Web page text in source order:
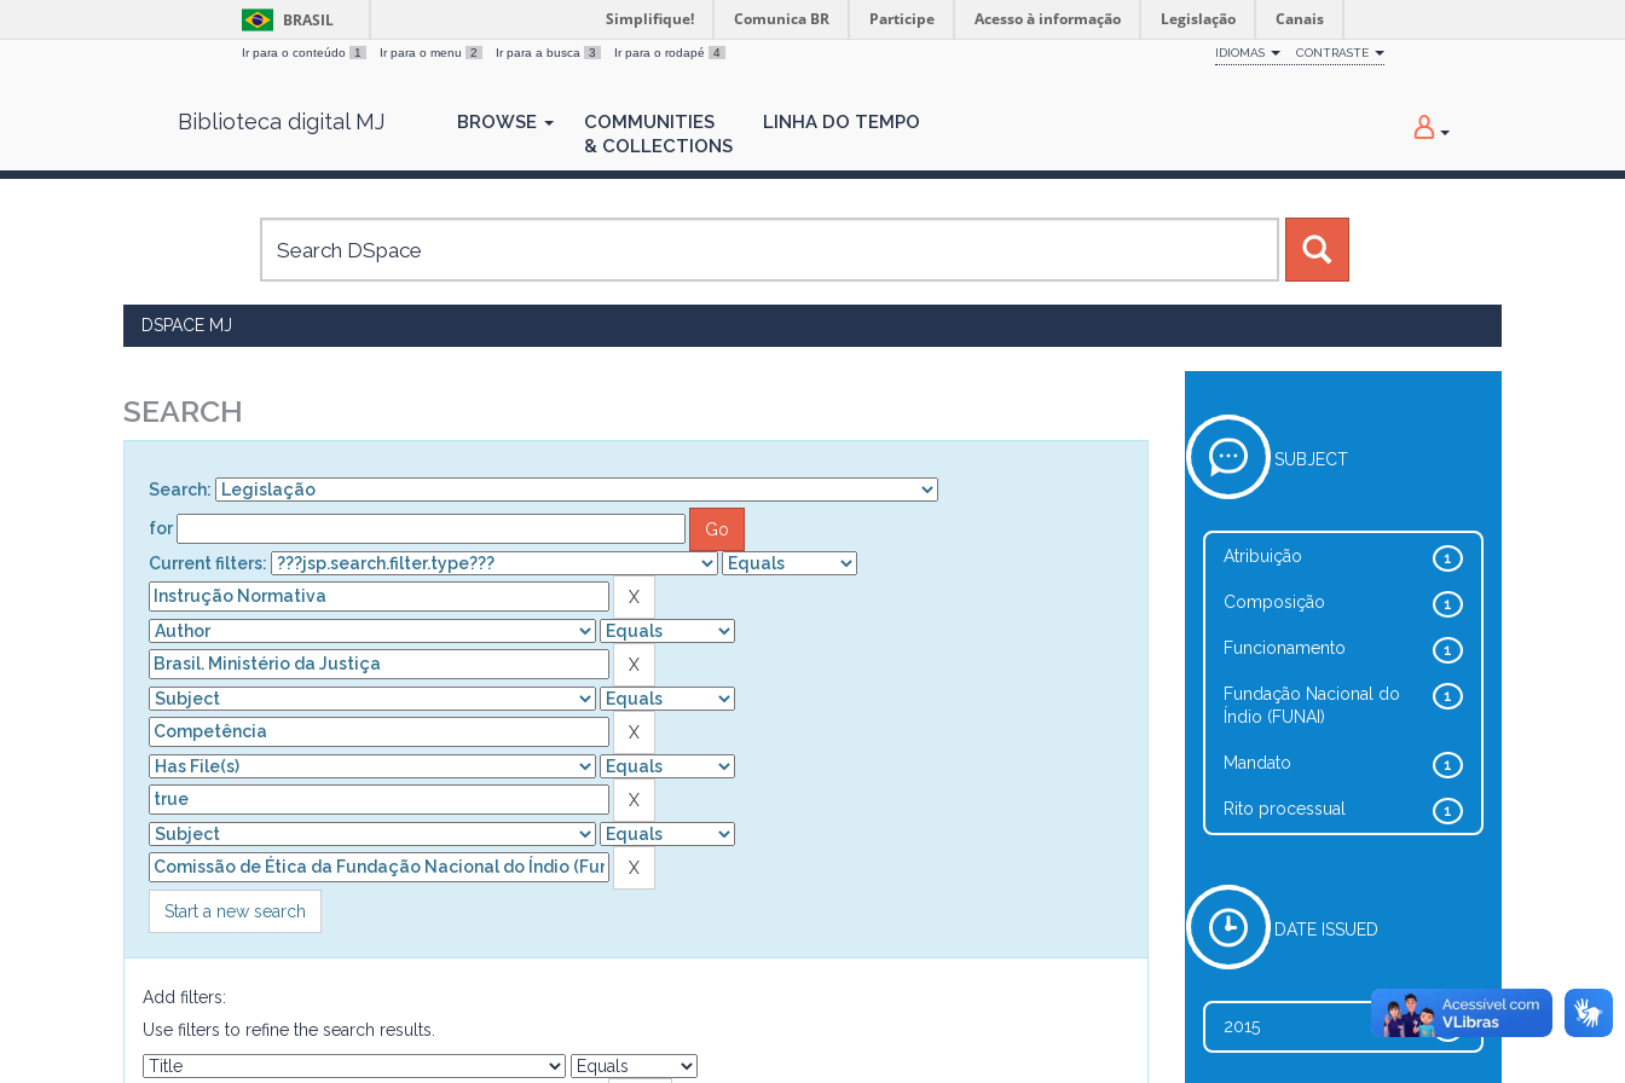
BRASIL Simplifique! Comunica BR Participe Acesso à informação Legislação Canais
Ir para o conteúdo 1 Ir para o menu 2 Ir para a busca 3 Ir para o rodapé 4 IDIOMAS CONTRASTE
Biblioteca digital MJ BROWSE
COMMUNITIES
& COLLECTIONS
LINHA DO TEMPO
DSPACE MJ
SEARCH
Search:
for
Current filters:
Start a new search
Add filters:
Use filters to refine the search results.
SUBJECT
1
Atribuição
1
Composição
1
Funcionamento
1
Fundação Nacional do
Índio (FUNAI)
1
Mandato
1
Rito processual
DATE ISSUED
1
2015